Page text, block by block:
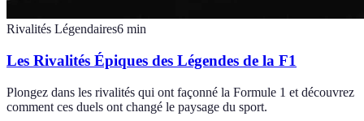
Rivalités Légendaires6 min
Les Rivalités Épiques des Légendes de la F1
Plongez dans les rivalités qui ont façonné la Formule 1 et découvrez
comment ces duels ont changé le paysage du sport.